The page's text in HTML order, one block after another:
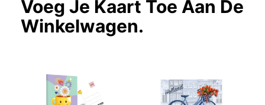
Voeg Je Kaart Toe Aan De
Winkelwagen.